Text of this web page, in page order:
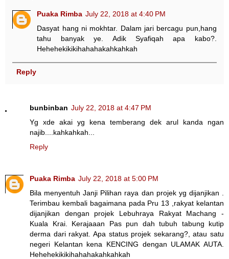
Puaka Rimba July 22, 2018 at 4:40 PM
Dasyat hang ni mokhtar. Dalam jari bercagu pun,hang
tahu banyak ye. Adik Syafiqah apa kabo?.
Hehehekikikihahahakahkahkah
Reply
bunbinban July 22, 2018 at 4:47 PM
Yg xde akai yg kena temberang dek arul kanda ngan
najib....kahkahkah...
Reply
Puaka Rimba July 22, 2018 at 5:00 PM
Bila menyentuh Janji Pilihan raya dan projek yg dijanjikan .
Terimbau kembali bagaimana pada Pru 13 ,rakyat kelantan
dijanjikan dengan projek Lebuhraya Rakyat Machang -
Kuala Krai. Kerajaaan Pas pun dah tubuh tabung kutip
derma dari rakyat. Apa status projek sekarang?, atau satu
negeri Kelantan kena KENCING dengan ULAMAK AUTA.
Hehehekikikihahahakahkahkah